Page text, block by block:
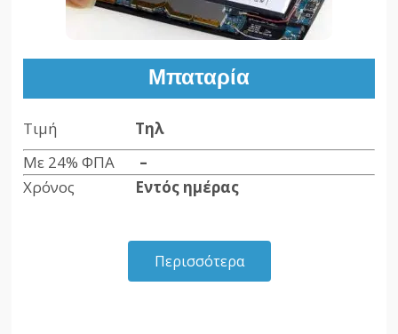
Μπαταρία
Τιμή Τηλ
Με 24% ΦΠΑ –
Χρόνος Εντός ημέρας
Περισσότερα